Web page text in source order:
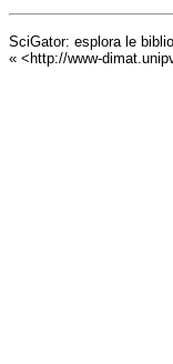
SciGator: esplora le
« <http://www-